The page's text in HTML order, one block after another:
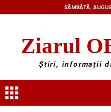
SÂMBĂTĂ,
Ziarul
Știri, informații